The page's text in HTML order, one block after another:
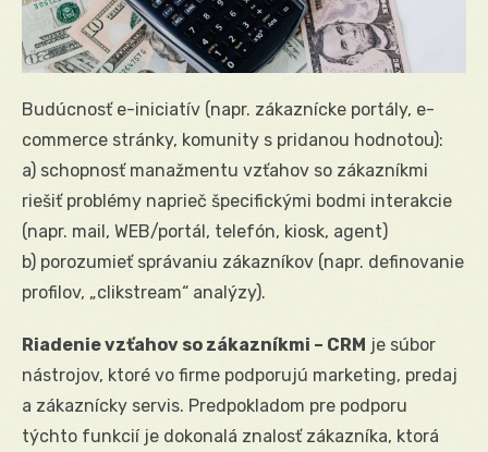
Budúcnosť e-iniciatív (napr. zákaznícke portály, e-
commerce stránky, komunity s pridanou hodnotou):
a) schopnosť manažmentu vzťahov so zákazníkmi
riešiť problémy naprieč špecifickými bodmi interakcie
(napr. mail, WEB/portál, telefón, kiosk, agent)
b) porozumieť správaniu zákazníkov (napr. definovanie
profilov, „clikstream“ analýzy).
Riadenie vzťahov so zákazníkmi – CRM je súbor
nástrojov, ktoré vo firme podporujú marketing, predaj
a zákaznícky servis. Predpokladom pre podporu
týchto funkcií je dokonalá znalosť zákazníka, ktorá